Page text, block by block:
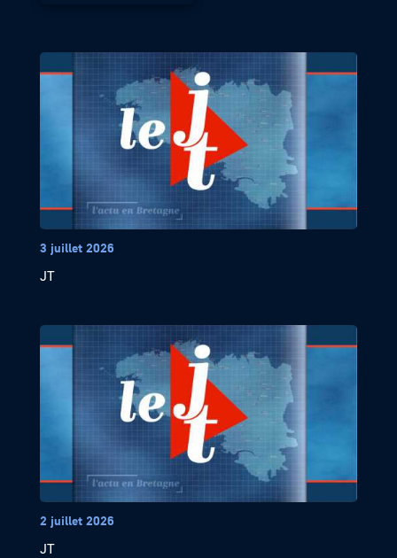
3 juillet 2026
JT
2 juillet 2026
JT